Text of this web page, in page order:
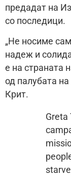
предадат на
со последици.
„Не носиме
надеж и
е на страната
од палубата
Крит.
Greta